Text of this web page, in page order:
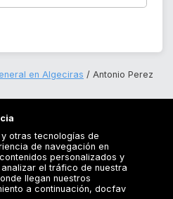
en Algeciras
Antonio Perez
otras tecnologías de
de navegación en
personalizados y
el tráfico de nuestra
llegan nuestros
a continuación, docfav